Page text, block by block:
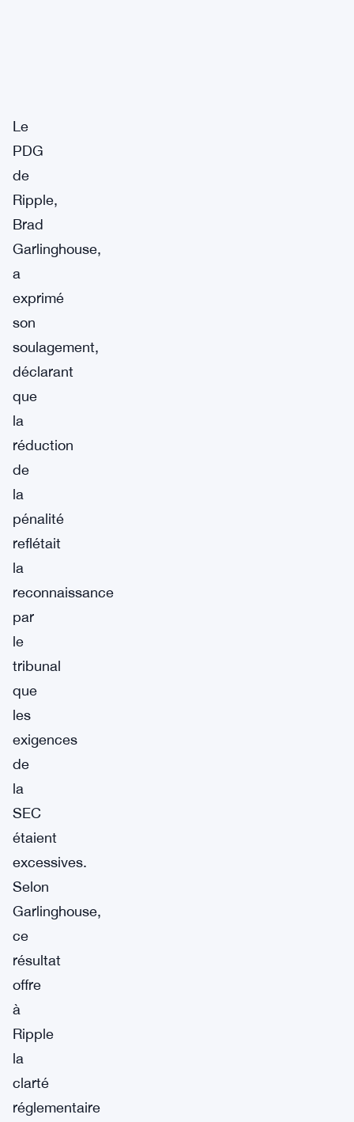
Le
PDG
de
Ripple,
Brad
Garlinghouse,
a
exprimé
son
soulagement,
déclarant
que
la
réduction
de
la
pénalité
reflétait
la
reconnaissance
par
le
tribunal
que
les
exigences
de
la
SEC
étaient
excessives.
Selon
Garlinghouse,
ce
résultat
offre
à
Ripple
la
clarté
réglementaire